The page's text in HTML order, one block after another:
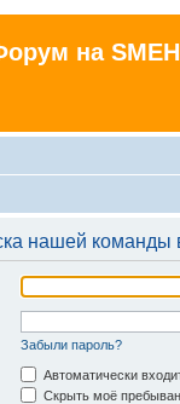
на
нашей
Забыли пароль?
Автоматически
Скрыть моё